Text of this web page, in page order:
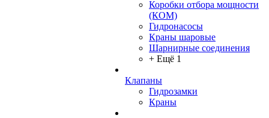
Коробки отбора мощности
(КОМ)
Гидронасосы
Краны шаровые
Шарнирные соединения
+ Ещё 1
Клапаны
Гидрозамки
Краны